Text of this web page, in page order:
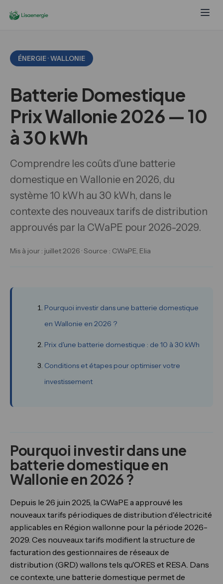
ÉNERGIE · WALLONIE
Batterie Domestique
Prix Wallonie 2026 — 10
à 30 kWh
Comprendre les coûts d'une batterie
domestique en Wallonie en 2026, du
système 10 kWh au 30 kWh, dans le
contexte des nouveaux tarifs de distribution
approuvés par la CWaPE pour 2026-2029.
Mis à jour : juillet 2026 · Source : CWaPE, Elia
Pourquoi investir dans une batterie domestique
en Wallonie en 2026 ?
Prix d'une batterie domestique : de 10 à 30 kWh
Conditions et étapes pour optimiser votre
investissement
Pourquoi investir dans une
batterie domestique en
Wallonie en 2026 ?
Depuis le 26 juin 2025, la CWaPE a approuvé les
nouveaux tarifs périodiques de distribution d'électricité
applicables en Région wallonne pour la période 2026-
2029. Ces nouveaux tarifs modifient la structure de
facturation des gestionnaires de réseaux de
distribution (GRD) wallons tels qu'ORES et RESA. Dans
ce contexte, une batterie domestique permet de